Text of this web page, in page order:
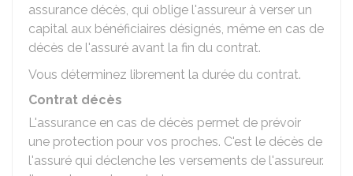
assurance décès, qui oblige l'assureur à verser un
capital aux bénéficiaires désignés, même en cas de
décès de l'assuré avant la fin du contrat.
Vous déterminez librement la durée du contrat.
Contrat décès
L'assurance en cas de décès permet de prévoir
une protection pour vos proches. C'est le décès de
l'assuré qui déclenche les versements de l'assureur.